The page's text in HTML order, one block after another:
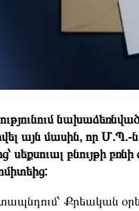
այն մասին, որ
բնույթի բռնի
Քրեական